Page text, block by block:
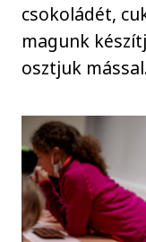
csokoládét,
magunk
osztjuk